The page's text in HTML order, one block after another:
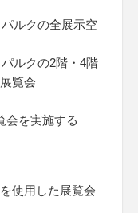
ルクの全展示空
ルクの2階・4階
覧会
会を実施する
使用した展覧会